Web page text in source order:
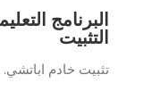
خادم اباتشي.